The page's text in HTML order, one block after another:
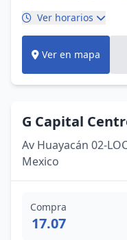
Ver horarios
Ver en mapa
G Capital
Av Huayacán 02-
Mexico
Compra
17.07